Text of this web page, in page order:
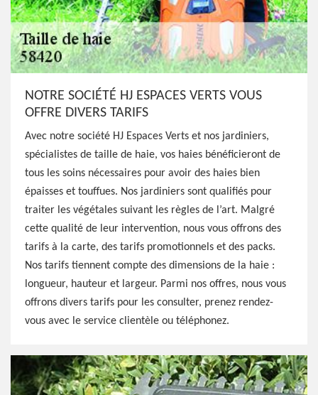
NOTRE SOCIÉTÉ HJ ESPACES VERTS VOUS
OFFRE DIVERS TARIFS
Avec notre société HJ Espaces Verts et nos jardiniers,
spécialistes de taille de haie, vos haies bénéficieront de
tous les soins nécessaires pour avoir des haies bien
épaisses et touffues. Nos jardiniers sont qualifiés pour
traiter les végétales suivant les règles de l’art. Malgré
cette qualité de leur intervention, nous vous offrons des
tarifs à la carte, des tarifs promotionnels et des packs.
Nos tarifs tiennent compte des dimensions de la haie :
longueur, hauteur et largeur. Parmi nos offres, nous vous
offrons divers tarifs pour les consulter, prenez rendez-
vous avec le service clientèle ou téléphonez.